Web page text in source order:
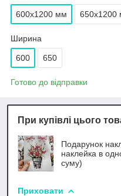
600х1200 мм 650х1200
Ширина
600 650
Готово до відправки
При купівлі цього
Подарунок
наклейка в
суму)
Приховати